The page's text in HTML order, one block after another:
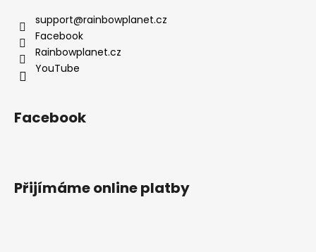
support@rainbowplanet.cz
Facebook
Rainbowplanet.cz
YouTube
Facebook
Přijímáme online platby